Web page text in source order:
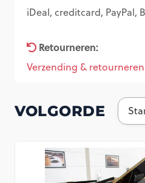
iDeal, creditcard, PayPal,
Retourneren:
Verzending & retourneren
VOLGORDE